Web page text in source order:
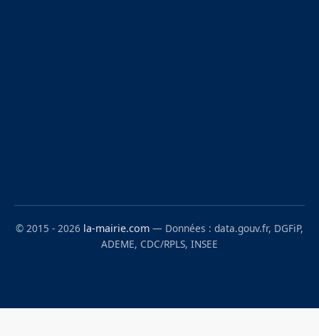
© 2015 - 2026 la-mairie.com — Données : data.gouv.fr, DGFiP,
ADEME, CDC/RPLS, INSEE